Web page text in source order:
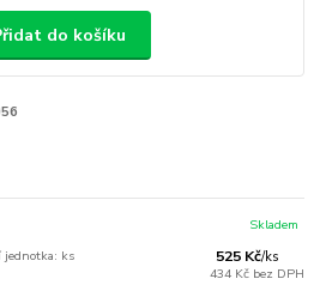
do košíku
jednotka: ks 525 Kč/ks
434 Kč bez DPH
Skladem